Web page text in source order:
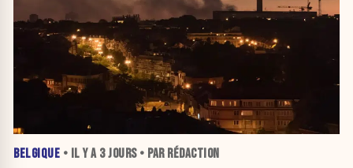
BELGIQUE • IL Y A 3 JOURS• PAR RÉDACTION